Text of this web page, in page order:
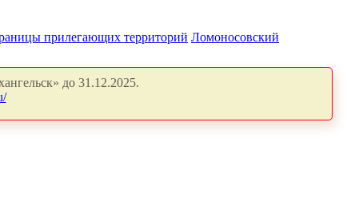
прилегающих территорий Ломоносовский
до 31.12.2025.